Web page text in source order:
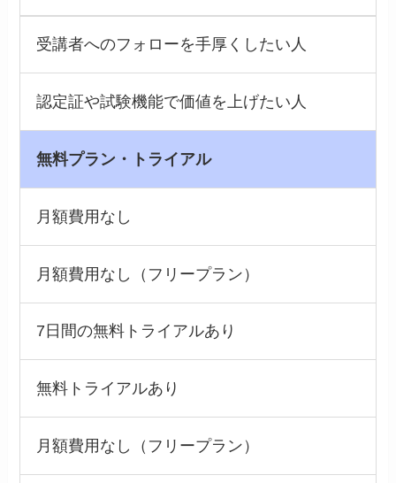
受講者へのフォローを手厚くしたい人
認定証や試験機能で価値を上げたい人
無料プラン・トライアル
月額費用なし
月額費用なし（フリープラン）
7日間の無料トライアルあり
無料トライアルあり
月額費用なし（フリープラン）